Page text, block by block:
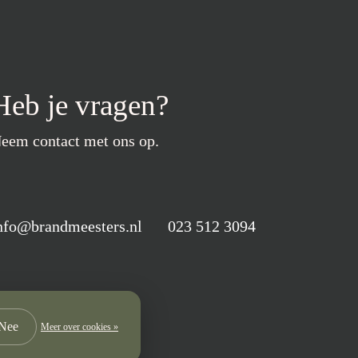
je vragen?
contact met ons op.
023 512 3094
Meer over cookies »